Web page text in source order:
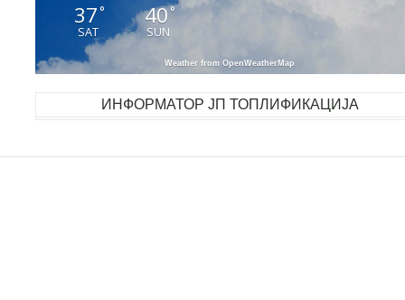
37°
SAT
40°
SUN
Weather from OpenWeatherMap
ИНФОРМАТОР ЈП ТОПЛИФИКАЦИЈА